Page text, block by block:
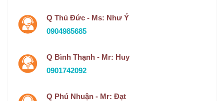
Q Thủ Đức - Ms: Như Ý
0904985685
Q Bình Thạnh - Mr: Huy
0901742092
Q Phú Nhuận - Mr: Đạt